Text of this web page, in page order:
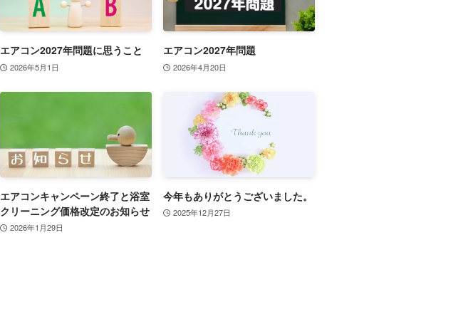
エアコン2027年問題に思うこと
2026年5月1日
エアコン2027年問題
2026年4月20日
エアコンキャンペーン終了と浴室
クリーニング価格改定のお知らせ
2026年1月29日
今年もありがとうございました。
2025年12月27日